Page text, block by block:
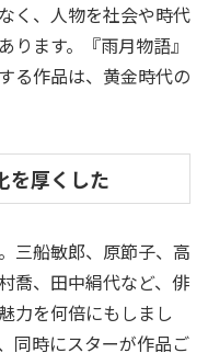
く、人物を社会や時代
ます。『雨月物語』
る作品は、黄金時代の
を厚くした
三船敏郎、原節子、高
喬、田中絹代など、俳
力を何倍にもしまし
同時にスターが作品ご